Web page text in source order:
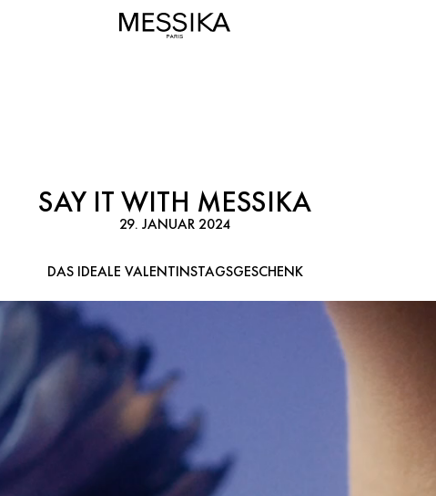
SAY IT WITH MESSIKA
29. JANUAR 2024
DAS IDEALE VALENTINSTAGSGESCHENK